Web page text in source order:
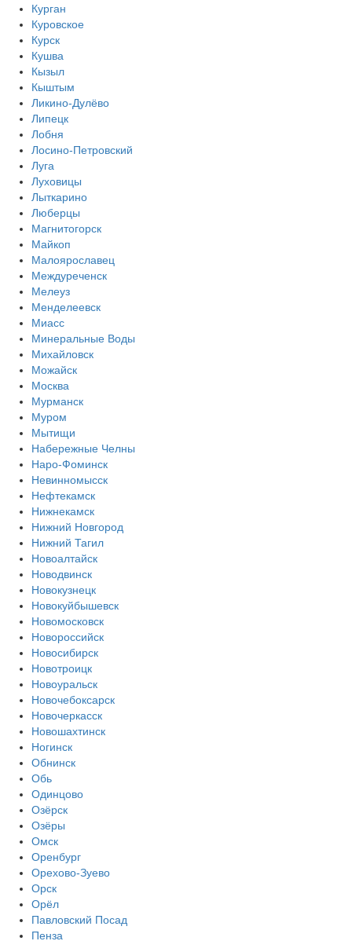
Курган
Куровское
Курск
Кушва
Кызыл
Кыштым
Ликино-Дулёво
Липецк
Лобня
Лосино-Петровский
Луга
Луховицы
Лыткарино
Люберцы
Магнитогорск
Майкоп
Малоярославец
Междуреченск
Мелеуз
Менделеевск
Миасс
Минеральные Воды
Михайловск
Можайск
Москва
Мурманск
Муром
Мытищи
Набережные Челны
Наро-Фоминск
Невинномысск
Нефтекамск
Нижнекамск
Нижний Новгород
Нижний Тагил
Новоалтайск
Новодвинск
Новокузнецк
Новокуйбышевск
Новомосковск
Новороссийск
Новосибирск
Новотроицк
Новоуральск
Новочебоксарск
Новочеркасск
Новошахтинск
Ногинск
Обнинск
Обь
Одинцово
Озёрск
Озёры
Омск
Оренбург
Орехово-Зуево
Орск
Орёл
Павловский Посад
Пенза